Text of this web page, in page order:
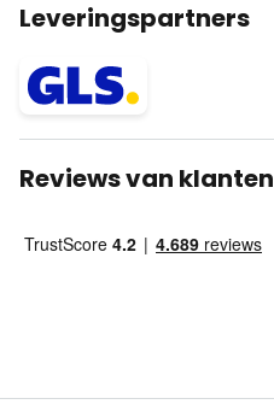
Leveringspartners
Reviews van klanten